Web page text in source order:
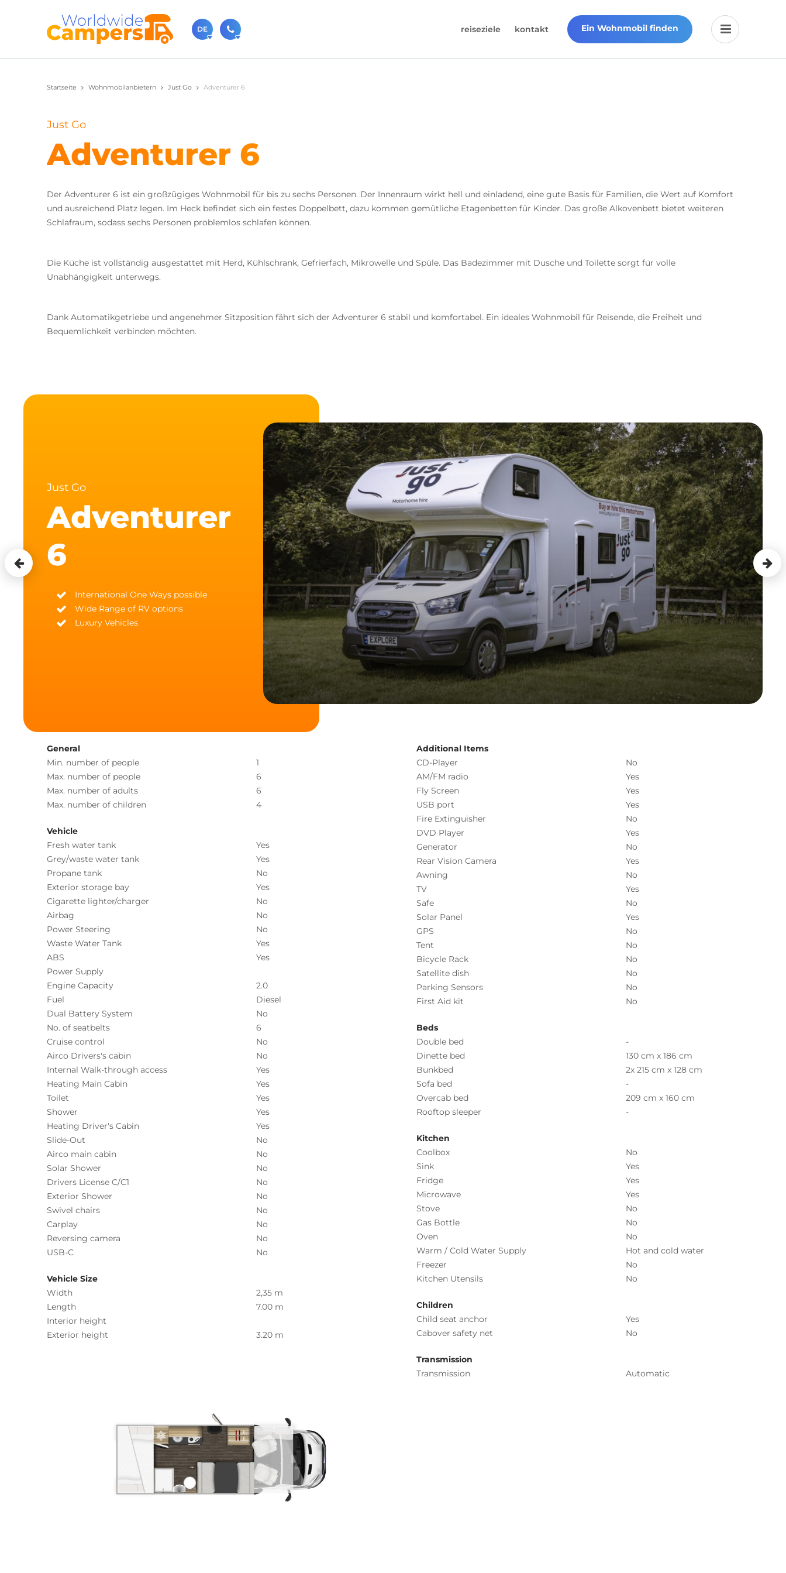
DE
+31 030-6974964
reiseziele kontakt Ein Wohnmobil finden
Startseite Wohnmobilanbietern Just Go Adventurer 6
Just Go
Adventurer 6
Der Adventurer 6 ist ein großzügiges Wohnmobil für bis zu sechs Personen. Der Innenraum wirkt hell und einladend, eine gute Basis für Familien, die Wert auf Komfort
und ausreichend Platz legen. Im Heck befindet sich ein festes Doppelbett, dazu kommen gemütliche Etagenbetten für Kinder. Das große Alkovenbett bietet weiteren
Schlafraum, sodass sechs Personen problemlos schlafen können.
Die Küche ist vollständig ausgestattet mit Herd, Kühlschrank, Gefrierfach, Mikrowelle und Spüle. Das Badezimmer mit Dusche und Toilette sorgt für volle
Unabhängigkeit unterwegs.
Dank Automatikgetriebe und angenehmer Sitzposition fährt sich der Adventurer 6 stabil und komfortabel. Ein ideales Wohnmobil für Reisende, die Freiheit und
Bequemlichkeit verbinden möchten.
Just Go
Adventurer
6
International One Ways possible
Wide Range of RV options
Luxury Vehicles
General
Min. number of people
1
Max. number of people
6
Max. number of adults
6
Max. number of children
4
Vehicle
Fresh water tank
Yes
Grey/waste water tank
Yes
Propane tank
No
Exterior storage bay
Yes
Cigarette lighter/charger
No
Airbag
No
Power Steering
No
Waste Water Tank
Yes
ABS
Yes
Power Supply
Engine Capacity
2.0
Fuel
Diesel
Dual Battery System
No
No. of seatbelts
6
Cruise control
No
Airco Drivers's cabin
No
Internal Walk-through access
Yes
Heating Main Cabin
Yes
Toilet
Yes
Shower
Yes
Heating Driver's Cabin
Yes
Slide-Out
No
Airco main cabin
No
Solar Shower
No
Drivers License C/C1
No
Exterior Shower
No
Swivel chairs
No
Carplay
No
Reversing camera
No
USB-C
No
Vehicle Size
Width
2,35 m
Length
7.00 m
Interior height
Exterior height
3.20 m
Additional Items
CD-Player
No
AM/FM radio
Yes
Fly Screen
Yes
USB port
Yes
Fire Extinguisher
No
DVD Player
Yes
Generator
No
Rear Vision Camera
Yes
Awning
No
TV
Yes
Safe
No
Solar Panel
Yes
GPS
No
Tent
No
Bicycle Rack
No
Satellite dish
No
Parking Sensors
No
First Aid kit
No
Beds
Double bed
-
Dinette bed
130 cm x 186 cm
Bunkbed
2x 215 cm x 128 cm
Sofa bed
-
Overcab bed
209 cm x 160 cm
Rooftop sleeper
-
Kitchen
Coolbox
No
Sink
Yes
Fridge
Yes
Microwave
Yes
Stove
No
Gas Bottle
No
Oven
No
Warm / Cold Water Supply
Hot and cold water
Freezer
No
Kitchen Utensils
No
Children
Child seat anchor
Yes
Cabover safety net
No
Transmission
Transmission
Automatic